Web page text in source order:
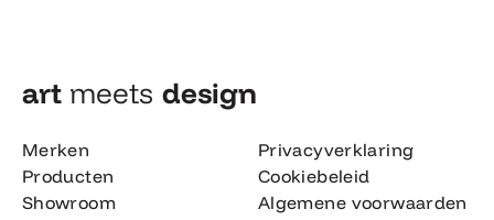
art meets design​
Merken
Producten
Showroom
Privacyverklaring
Cookiebeleid
Algemene voorwaarden